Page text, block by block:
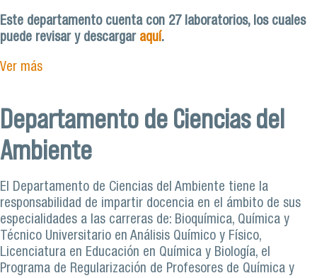
Este departamento cuenta con 27 laboratorios, los cuales
puede revisar y descargar aquí.
Ver más
Departamento de Ciencias del
Ambiente
El Departamento de Ciencias del Ambiente tiene la
responsabilidad de impartir docencia en el ámbito de sus
especialidades a las carreras de: Bioquímica, Química y
Técnico Universitario en Análisis Químico y Físico,
Licenciatura en Educación en Química y Biología, el
Programa de Regularización de Profesores de Química y